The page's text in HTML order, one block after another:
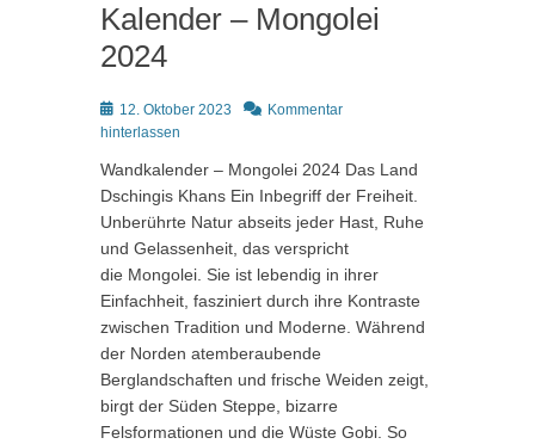
Kalender – Mongolei
2024
Posted
on
12. Oktober 2023
Kommentar
hinterlassen
Wandkalender – Mongolei 2024 Das Land
Dschingis Khans Ein Inbegriff der Freiheit.
Unberührte Natur abseits jeder Hast, Ruhe
und Gelassenheit, das verspricht
die Mongolei. Sie ist lebendig in ihrer
Einfachheit, fasziniert durch ihre Kontraste
zwischen Tradition und Moderne. Während
der Norden atemberaubende
Berglandschaften und frische Weiden zeigt,
birgt der Süden Steppe, bizarre
Felsformationen und die Wüste Gobi. So